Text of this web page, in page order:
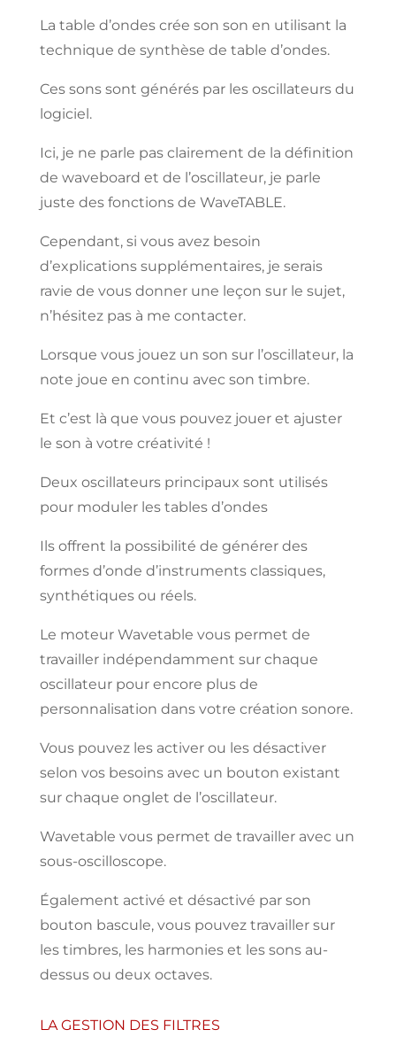
La table d’ondes crée son son en utilisant la
technique de synthèse de table d’ondes.
Ces sons sont générés par les oscillateurs du
logiciel.
Ici, je ne parle pas clairement de la définition
de waveboard et de l’oscillateur, je parle
juste des fonctions de WaveTABLE.
Cependant, si vous avez besoin
d’explications supplémentaires, je serais
ravie de vous donner une leçon sur le sujet,
n’hésitez pas à me contacter.
Lorsque vous jouez un son sur l’oscillateur, la
note joue en continu avec son timbre.
Et c’est là que vous pouvez jouer et ajuster
le son à votre créativité !
Deux oscillateurs principaux sont utilisés
pour moduler les tables d’ondes
Ils offrent la possibilité de générer des
formes d’onde d’instruments classiques,
synthétiques ou réels.
Le moteur Wavetable vous permet de
travailler indépendamment sur chaque
oscillateur pour encore plus de
personnalisation dans votre création sonore.
Vous pouvez les activer ou les désactiver
selon vos besoins avec un bouton existant
sur chaque onglet de l’oscillateur.
Wavetable vous permet de travailler avec un
sous-oscilloscope.
Également activé et désactivé par son
bouton bascule, vous pouvez travailler sur
les timbres, les harmonies et les sons au-
dessus ou deux octaves.
LA GESTION DES FILTRES